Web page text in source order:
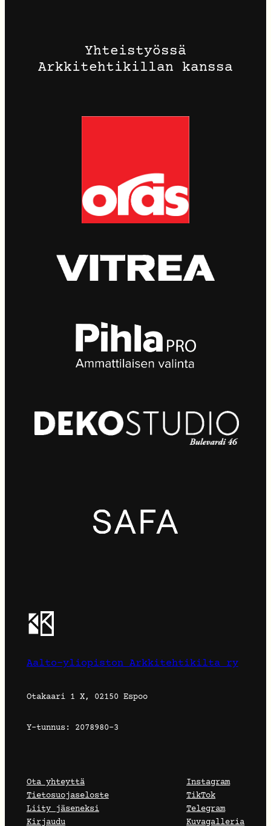
Yhteistyössä
Arkkitehtikillan kanssa
Aalto-yliopiston Arkkitehtikilta ry
Otakaari 1 X, 02150 Espoo
Y-tunnus: 2078980-3
Ota yhteyttä
Tietosuojaseloste
Liity jäseneksi
Kirjaudu
Instagram
TikTok
Telegram
Kuvagalleria